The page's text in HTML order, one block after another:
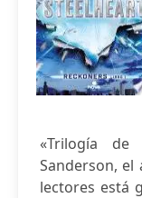
«Trilogía de
Sanderson,
lectores está